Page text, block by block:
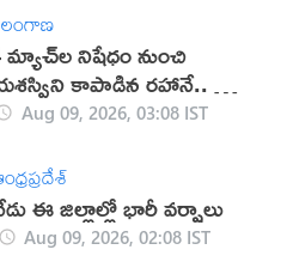
మ్యాచ్‌ల నిషేధం నుంచి
కాపాడిన రహానే.. ఏం
(వీడియో)
Aug 09, 2026, 03:08 IST
ఈ జిల్లాల్లో భారీ వర్షాలు
Aug 09, 2026, 02:08 IST